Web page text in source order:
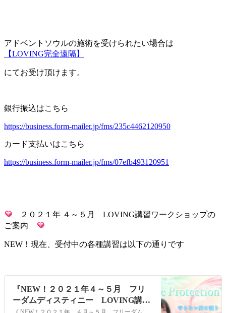
アドベントソウルの施術を受けられたい場合は
【LOVING完全遠隔】
にてお受け頂けます。
銀行振込はこちら
https://business.form-mailer.jp/fms/235c4462120950
カード支払いはこちら
https://business.form-mailer.jp/fms/07efb493120951
２０２１年 ４～５月 LOVING講習ワークショップの
ご案内
NEW！現在、受付中の各種講習は以下の通りです
『NEW！２０２１年４～５月 フリ
ーダムディスティニー LOVING講習
ワークショップのご案内』